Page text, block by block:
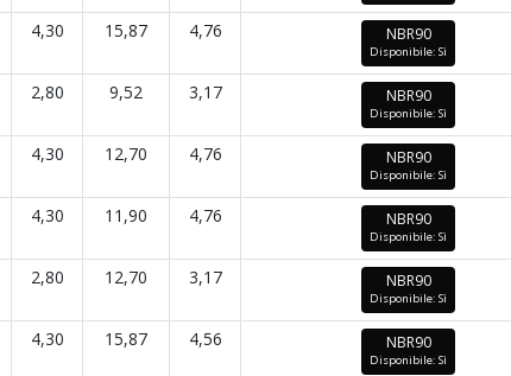
4,30 15,87 4,76 NBR90
Disponibile: Sì
2,80 9,52 3,17 NBR90
Disponibile: Sì
4,30 12,70 4,76 NBR90
Disponibile: Sì
4,30 11,90 4,76 NBR90
Disponibile: Sì
2,80 12,70 3,17 NBR90
Disponibile: Sì
4,30 15,87 4,56 NBR90
Disponibile: Sì